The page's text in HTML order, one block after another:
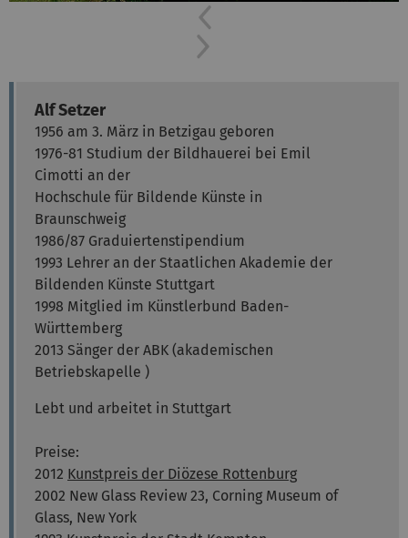
Previous
Alf Setzer
1956 am 3. März in Betzigau geboren
1976-81 Studium der Bildhauerei bei Emil
Cimotti an der
Hochschule für Bildende Künste in
Braunschweig
1986/87 Graduiertenstipendium
1993 Lehrer an der Staatlichen Akademie der
Bildenden Künste Stuttgart
1998 Mitglied im Künstlerbund Baden-
Württemberg
2013 Sänger der ABK (akademischen
Betriebskapelle )
Lebt und arbeitet in Stuttgart
Preise:
2012 Kunstpreis der Diözese Rottenburg
2002 New Glass Review 23, Corning Museum of
Glass, New York